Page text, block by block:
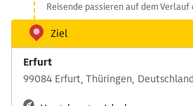
Reisende passieren auf dem
Ziel
Erfurt
99084 Erfurt, Thüringen, Deutschland